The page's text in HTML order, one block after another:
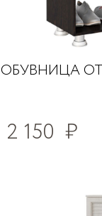
ОБУВНИЦА
2 150 ₽